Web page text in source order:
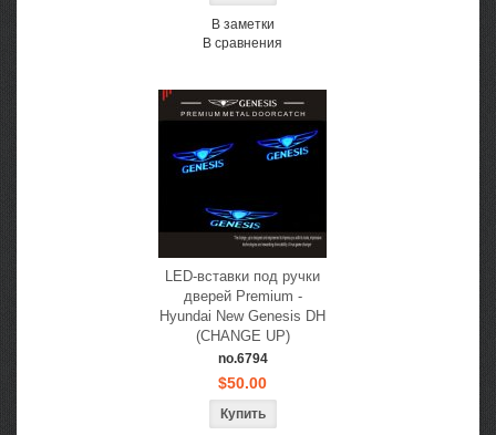
В заметки
В сравнения
LED-вставки под ручки
дверей Premium -
Hyundai New Genesis DH
(CHANGE UP)
no.6794
$50.00